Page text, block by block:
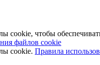
cookie, чтобы
файлов cookie
cookie. Правила